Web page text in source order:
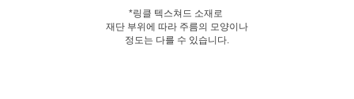
*링클 텍스쳐드 소재로
재단 부위에 따라 주름의 모양이나
정도는 다를 수 있습니다.